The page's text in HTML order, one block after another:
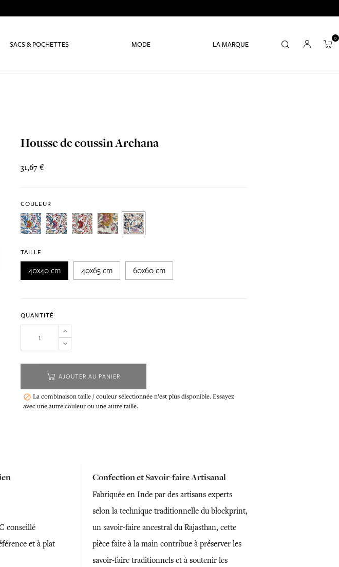
SACS & POCHETTES MODE LA MARQUE
0
Housse de coussin Archana
31,67 €
COULEUR
TAILLE
40x40 cm 40x65 cm 60x60 cm
QUANTITÉ
AJOUTER AU PANIER
 La combinaison taille / couleur sélectionnée n’est plus disponible. Essayez
avec une autre couleur ou une autre taille.
conseillé
et à plat
Confection et Savoir-faire Artisanal
Fabriquée en Inde par des artisans experts
selon la technique traditionnelle du blockprint,
un savoir-faire ancestral du Rajasthan, cette
pièce faite à la main contribue à préserver les
savoir-faire traditionnels et à soutenir les